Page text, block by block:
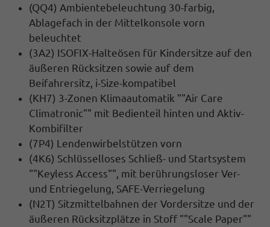
(QQ4) Ambientebeleuchtung 30-farbig,
Ablagefach in der Mittelkonsole vorn
beleuchtet
(3A2) ISOFIX-Halteösen für Kindersitze auf den
äußeren Rücksitzen sowie auf dem
Beifahrersitz, i-Size-kompatibel
(KH7) 3-Zonen Klimaautomatik ""Air Care
Climatronic"" mit Bedienteil hinten und Aktiv-
Kombifilter
(7P4) Lendenwirbelstützen vorn
(4K6) Schlüsselloses Schließ- und Startsystem
""Keyless Access"", mit berührungsloser Ver-
und Entriegelung, SAFE-Verriegelung
(N2T) Sitzmittelbahnen der Vordersitze und der
äußeren Rücksitzplätze in Stoff ""Scale Paper""